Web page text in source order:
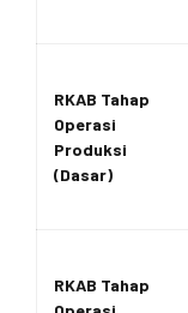
RKAB Tahap
Operasi
Produksi
(Dasar)
RKAB Tahap